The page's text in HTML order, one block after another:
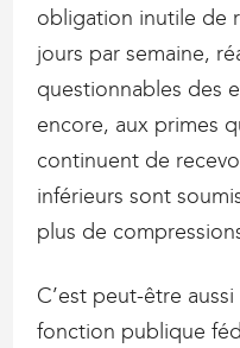
obligation inutile de
jours par semaine,
questionnables des
encore, aux primes
continuent de
inférieurs sont
plus de
C’est peut-être
fonction publique